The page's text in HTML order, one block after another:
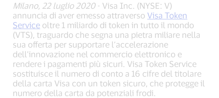
Milano, 22 luglio 2020- Visa Inc. (NYSE: V)
annuncia di aver emesso attraversoVisa Token
Service oltre 1 miliardo di token in tutto il mondo
(VTS), traguardo che segna una pietra miliare nella
sua offerta per supportare l’accelerazione
dell’innovazione nel commercio elettronico e
rendere i pagamenti più sicuri. Visa Token Service
sostituisce il numero di conto a 16 cifre del titolare
della carta Visa con un token sicuro, che protegge il
numero della carta da potenziali frodi.